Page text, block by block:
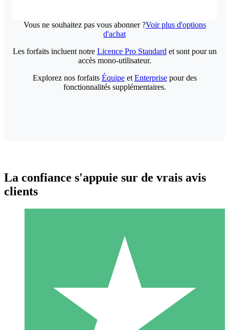
Vous ne souhaitez pas vous abonner ?Voir plus d'options
d'achat
Packs de Crédits Individuels
Payez à l'utilisation avec des crédits de téléchargement. Sans
1 Téléchargement
Les forfaits incluent notre Licence Pro Standard et sont pour un
accès mono-utilisateur.
Explorez nos forfaits Équipeet Enterprisepour des
fonctionnalités supplémentaires.
La confiance s'appuie sur de vrais avis
clients